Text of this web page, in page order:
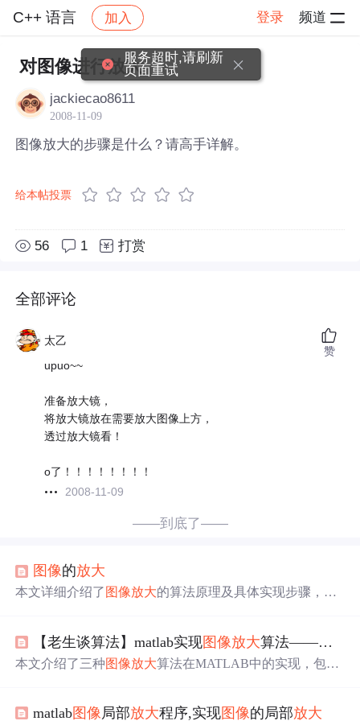
C++ 语言 加入 登录 频道
社区 C++ 语言 帖子详情
对图像进行放大
jackiecao8611
2008-11-09
图像放大的步骤是什么？请高手详解。
给本帖投票
56 1 打赏
全部评论
太乙
upuo~~
准备放大镜，
将放大镜放在需要放大图像上方，
透过放大镜看！
o了！！！！！！！！
2008-11-09
赞
——到底了——
图像的放大
本文详细介绍了 图像放大的算法原理及具体实现步骤，包
和垂直放大的效果。
【老生谈算法】matlab实现图像放大算法——图像
本文介绍了三种图像放大算法在MATLAB中的实现，包括
量较大。此外，还简要提及了小波放大 等新一代图像放大
matlab图像 局部放大程序,实现图像的局部放大
服务超时,请刷新
页面重试